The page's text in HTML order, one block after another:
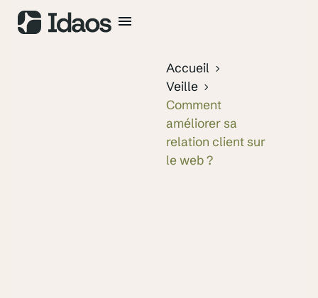
Accueil
Veille
Comment
améliorer sa
relation client sur
le web ?